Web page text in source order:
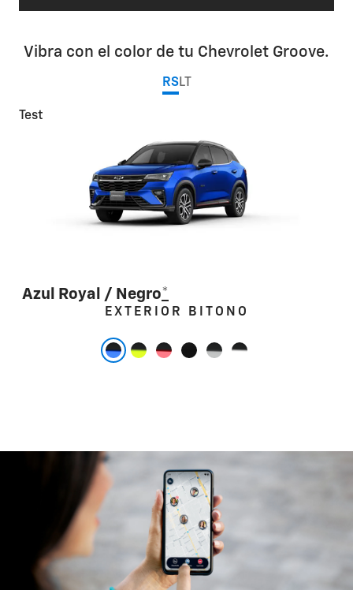
Vibra con el color de tu Chevrolet Groove.
RSLT
Test
Test
Test
Test
Test
Test
EXTERIOR BITONO
Azul Royal / Negro*